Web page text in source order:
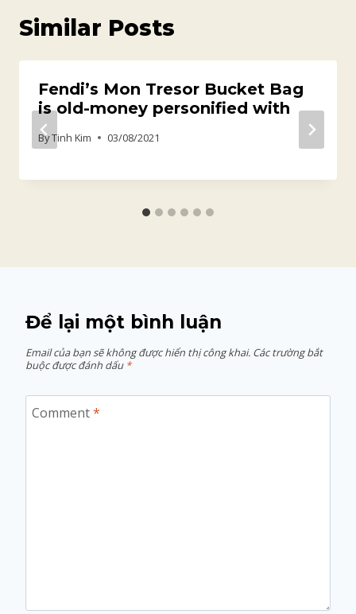
Similar Posts
Fendi’s Mon Tresor Bucket Bag
is old-money personified with
ByTinh Kim 03/08/2021
Để lại một bình luận
Email của bạn sẽ không được hiển thị công khai. Các trường bắt
buộc được đánh dấu *
Comment*